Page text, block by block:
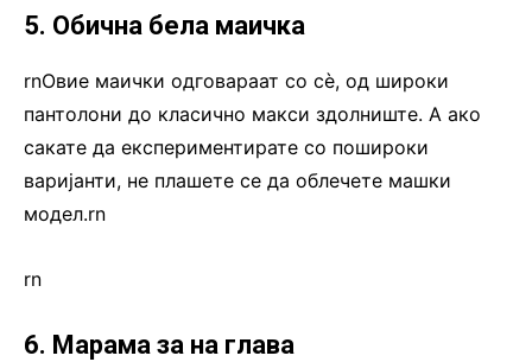
5. Обична бела маичка
rnОвие маички одговараат со сѐ, од широки
пантолони до класично макси здолниште. А ако
сакате да експериментирате со пошироки
варијанти, не плашете се да облечете машки
модел.rn
rn
6. Марама за на глава